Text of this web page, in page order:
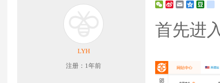
LYH
注册：1年前
WeChat
Sina EmailQzone
首先进